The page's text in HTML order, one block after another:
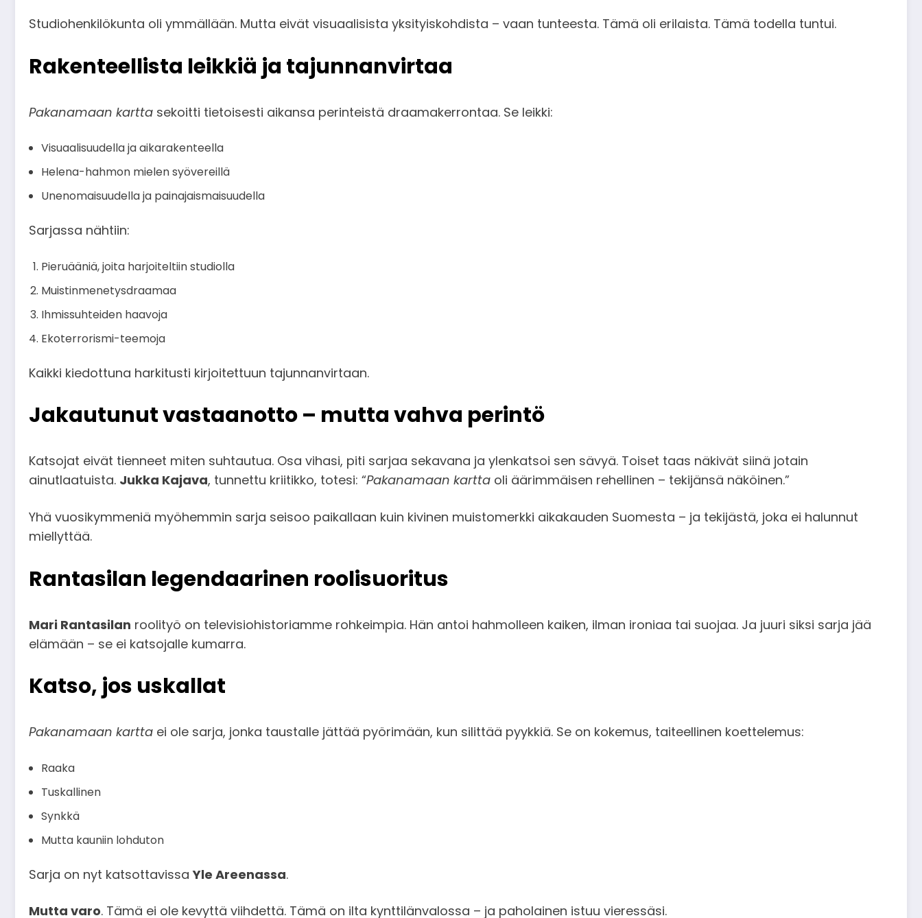
Studiohenkilökunta oli ymmällään. Mutta eivät visuaalisista yksityiskohdista – vaan tunteesta. Tämä oli erilaista. Tämä todella tuntui.
Rakenteellista leikkiä ja tajunnanvirtaa
Pakanamaan kartta sekoitti tietoisesti aikansa perinteistä draamakerrontaa. Se leikki:
Visuaalisuudella ja aikarakenteella
Helena-hahmon mielen syövereillä
Unenomaisuudella ja painajaismaisuudella
Sarjassa nähtiin:
Pieruääniä, joita harjoiteltiin studiolla
Muistinmenetysdraamaa
Ihmissuhteiden haavoja
Ekoterrorismi-teemoja
Kaikki kiedottuna harkitusti kirjoitettuun tajunnanvirtaan.
Jakautunut vastaanotto – mutta vahva perintö
Katsojat eivät tienneet miten suhtautua. Osa vihasi, piti sarjaa sekavana ja ylenkatsoi sen sävyä. Toiset taas näkivät siinä jotain
ainutlaatuista. Jukka Kajava, tunnettu kriitikko, totesi: “Pakanamaan kartta oli äärimmäisen rehellinen – tekijänsä näköinen.”
Yhä vuosikymmeniä myöhemmin sarja seisoo paikallaan kuin kivinen muistomerkki aikakauden Suomesta – ja tekijästä, joka ei halunnut
miellyttää.
Rantasilan legendaarinen roolisuoritus
Mari Rantasilan roolityö on televisiohistoriamme rohkeimpia. Hän antoi hahmolleen kaiken, ilman ironiaa tai suojaa. Ja juuri siksi sarja jää
elämään – se ei katsojalle kumarra.
Katso, jos uskallat
Pakanamaan kartta ei ole sarja, jonka taustalle jättää pyörimään, kun silittää pyykkiä. Se on kokemus, taiteellinen koettelemus:
Raaka
Tuskallinen
Synkkä
Mutta kauniin lohduton
Sarja on nyt katsottavissaYle Areenassa.
Mutta varo. Tämä ei ole kevyttä viihdettä. Tämä on ilta kynttilänvalossa – ja paholainen istuu vieressäsi.